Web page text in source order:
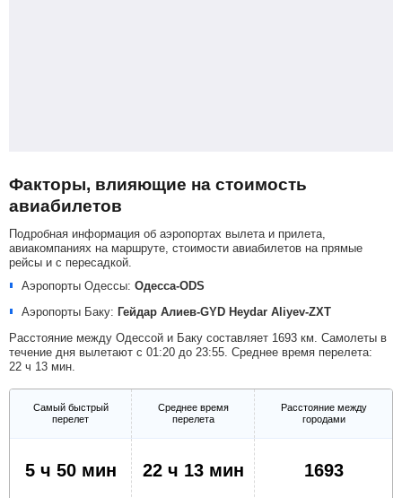
Факторы, влияющие на стоимость
авиабилетов
Подробная информация об аэропортах вылета и прилета,
авиакомпаниях на маршруте, стоимости авиабилетов на прямые
рейсы и с пересадкой.
Аэропорты Одессы: Одесса-ODS
Аэропорты Баку: Гейдар Алиев-GYD Heydar Aliyev-ZXT
Расстояние между Одессой и Баку составляет 1693 км. Самолеты в
течение дня вылетают с 01:20 до 23:55. Среднее время перелета:
22 ч 13 мин.
Самый быстрый
перелет
Среднее время
перелета
Расстояние между
городами
5 ч 50 мин 22 ч 13 мин 1693